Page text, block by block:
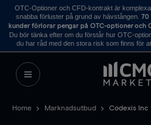
OTC-Optioner och CFD-kontrakt är
snabba förluster på grund av hävstången. 70
kunder förlorar pengar på OTC-optioner och
Du bör tänka efter om du förstår hur OTC-
du har råd med den stora risk som finns för
Home Marknadsutbud Codexis Inc